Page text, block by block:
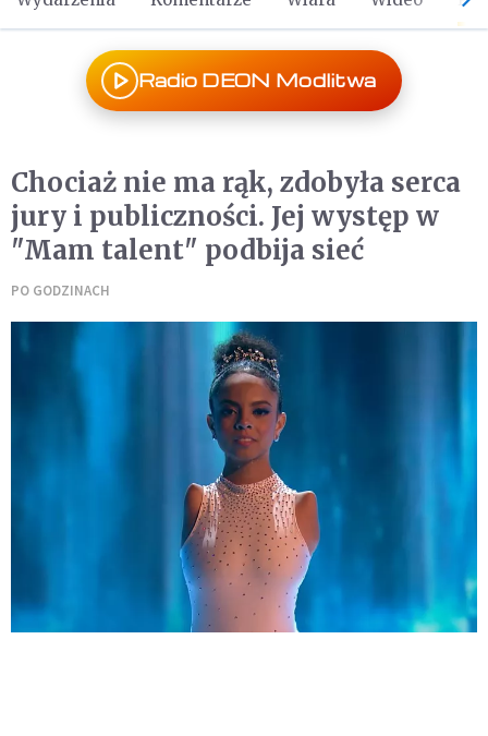
Radio DEON Modlitwa
Chociaż nie ma rąk, zdobyła serca
jury i publiczności. Jej występ w
"Mam talent" podbija sieć
PO GODZINACH